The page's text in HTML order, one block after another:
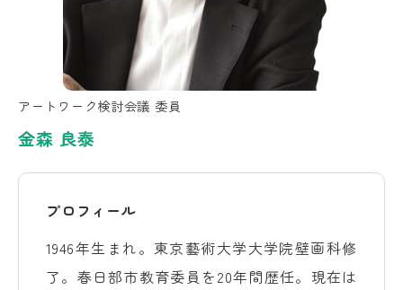
アートワーク検討会議 委員
金森 良泰
プロフィール
1946年生まれ。東京藝術大学大学院壁画科修
了。春日部市教育委員を20年間歴任。現在は